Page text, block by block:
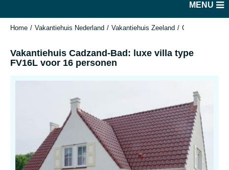
MENU
Home Vakantiehuis Nederland Vakantiehuis Zeeland Cadzand-Bad
Vakantiehuis Cadzand-Bad: luxe villa type
FV16L voor 16 personen